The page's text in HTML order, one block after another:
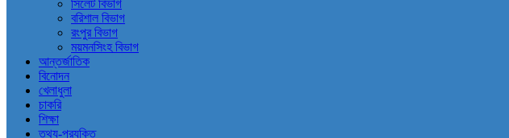
সিলেট বিভাগ
বরিশাল বিভাগ
রংপুর বিভাগ
ময়মনসিংহ বিভাগ
আন্তর্জাতিক
বিনোদন
খেলাধুলা
চাকরি
শিক্ষা
তথ্য-প্রযুক্তি